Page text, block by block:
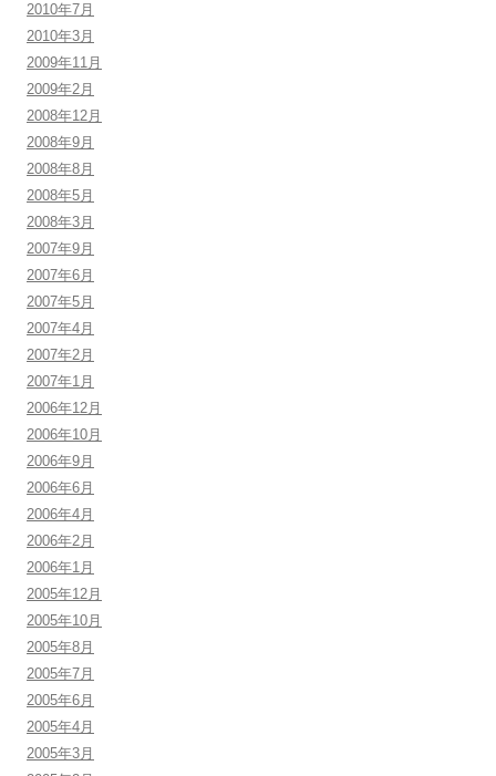
2010年7月
2010年3月
2009年11月
2009年2月
2008年12月
2008年9月
2008年8月
2008年5月
2008年3月
2007年9月
2007年6月
2007年5月
2007年4月
2007年2月
2007年1月
2006年12月
2006年10月
2006年9月
2006年6月
2006年4月
2006年2月
2006年1月
2005年12月
2005年10月
2005年8月
2005年7月
2005年6月
2005年4月
2005年3月